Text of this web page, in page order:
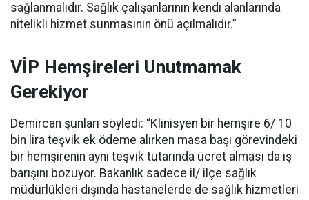
sağlanmalıdır. Sağlık çalışanlarının kendi alanlarında
nitelikli hizmet sunmasının önü açılmalıdır.”
VİP Hemşireleri Unutmamak
Gerekiyor
Demircan şunları söyledi: “Klinisyen bir hemşire 6/ 10
bin lira teşvik ek ödeme alırken masa başı görevindeki
bir hemşirenin aynı teşvik tutarında ücret alması da iş
barışını bozuyor. Bakanlık sadece il/ ilçe sağlık
müdürlükleri dışında hastanelerde de sağlık hizmetleri